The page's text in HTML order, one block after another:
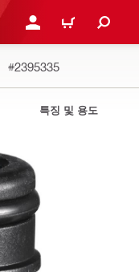
로그인 또는 회원가입
장바구니
#2395335
특징 및 용도